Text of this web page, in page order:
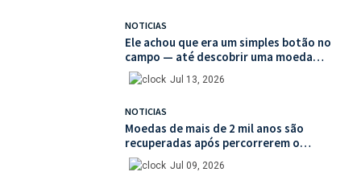
NOTICIAS
Ele achou que era um simples botão no
campo — até descobrir uma moeda
medieval de valor histórico incalculável
Jul 13, 2026
NOTICIAS
Moedas de mais de 2 mil anos são
recuperadas após percorrerem o
mercado ilegal de antiguidades
Jul 09, 2026